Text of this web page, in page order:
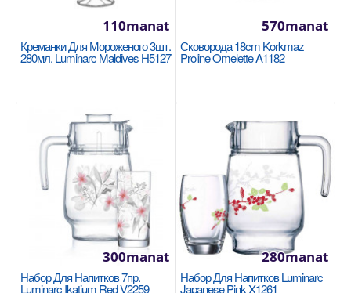
Добавь в сравнения
В избранные
Кастрюля 20x10cm / 3л Korkmaz Ornella Sera
Креманки Для Мороженого 3шт.
280мл. Luminarc Maldives H5127
110manat
Сковорода 18cm Korkmaz
Proline Omelette A1182
570manat
Набор Для Напитков 7пр.
Luminarc Ikatium Red V2259
300manat
Набор Для Напитков Luminarc
Japanese Pink X1261
280manat